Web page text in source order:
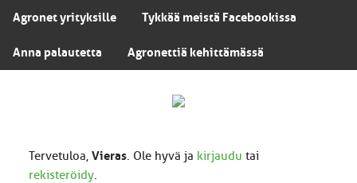
Agronet yrityksille Tykkää meistä Facebookissa
Anna palautetta Agronettiä kehittämässä
Tervetuloa, Vieras. Ole hyvä ja kirjaudu tai
rekisteröidy.